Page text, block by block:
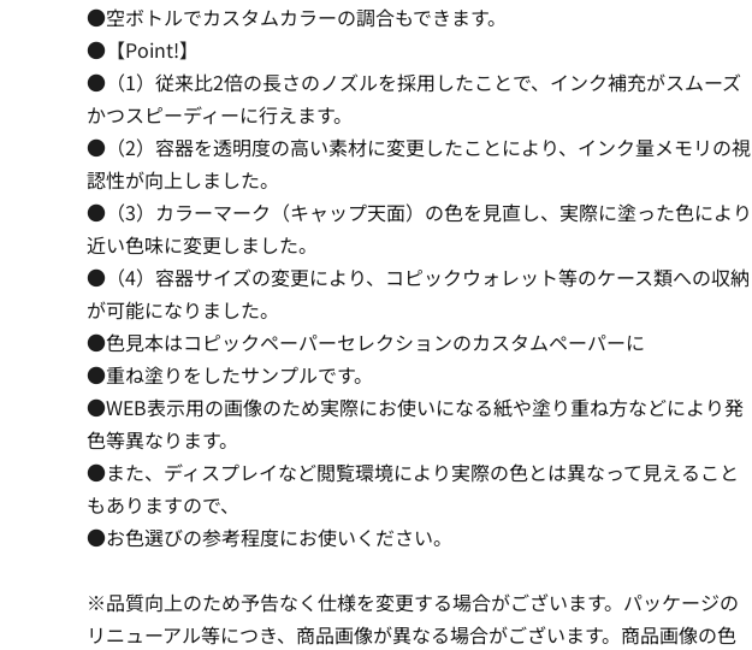
●空ボトルでカスタムカラーの調合もできます。
●【Point!】
●（1）従来比2倍の長さのノズルを採用したことで、インク補充がスムーズ
かつスピーディーに行えます。
●（2）容器を透明度の高い素材に変更したことにより、インク量メモリの視
認性が向上しました。
●（3）カラーマーク（キャップ天面）の色を見直し、実際に塗った色により
近い色味に変更しました。
●（4）容器サイズの変更により、コピックウォレット等のケース類への収納
が可能になりました。
●色見本はコピックペーパーセレクションのカスタムペーパーに
●重ね塗りをしたサンプルです。
●WEB表示用の画像のため実際にお使いになる紙や塗り重ね方などにより発
色等異なります。
●また、ディスプレイなど閲覧環境により実際の色とは異なって見えること
もありますので、
●お色選びの参考程度にお使いください。
※品質向上のため予告なく仕様を変更する場合がございます。パッケージの
リニューアル等につき、商品画像が異なる場合がございます。商品画像の色